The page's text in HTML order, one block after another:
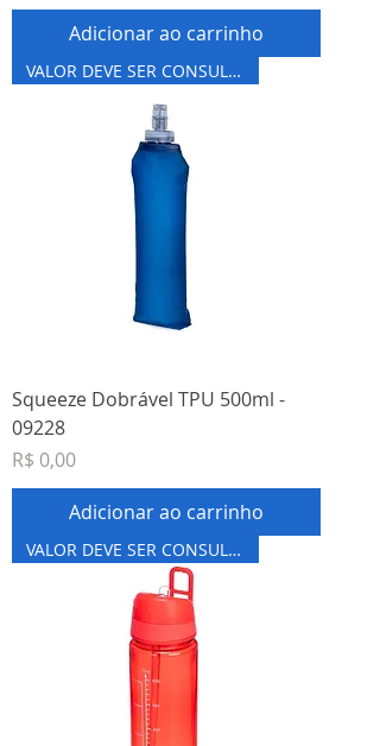
Adicionar ao carrinho
VALOR DEVE SER CONSULTADO
Squeeze Dobrável TPU 500ml -
09228
Preço
R$ 0,00
Adicionar ao carrinho
VALOR DEVE SER CONSULTADO